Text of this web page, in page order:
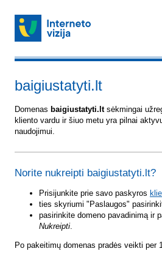
baigiustatyti.lt
Domenas baigiustatyti.ltsėkmingai
kliento vardu ir šiuo metu yra pilnai
naudojimui.
Norite nukreipti baigiustatyti.lt?
Prisijunkite prie savo paskyros
ties skyriumi "Paslaugos"
pasirinkite domeno pavadinimą ir
Nukreipti.
Po pakeitimų domenas pradės veikti per